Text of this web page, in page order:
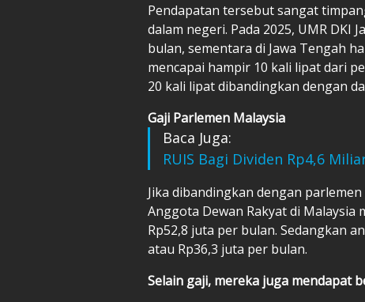
Pendapatan tersebut sangat
dalam negeri. Pada 2025, UMR DKI
bulan, sementara di Jawa Tengah
mencapai hampir 10 kali lipat dari
20 kali lipat dibandingkan dengan
Gaji Parlemen Malaysia
Baca Juga:
RUIS Bagi Dividen Rp4,6
Jika dibandingkan dengan
Anggota Dewan Rakyat di Malaysia
Rp52,8 juta per bulan. Sedangkan
atau Rp36,3 juta per bulan.
Selain gaji, mereka juga mendapat